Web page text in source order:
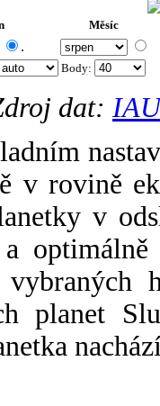
Měsíc
.
Body:
dat:
v rovině
v
planet